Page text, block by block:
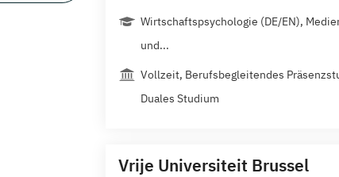
Wirtschaftspsychologie (DE/EN),
und...
Vollzeit, Berufsbegleitendes
Duales Studium
Vrije Universiteit Brussel